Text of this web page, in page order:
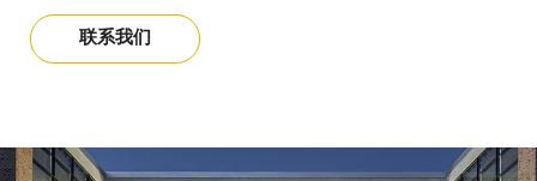
限，并通过无摩擦的客户购物体验提高销售额。
资产保护
足您商店的独特需求。
产品组合。
OneKEY 生态系统
入我们的团队。
关于我们
团队。
帮助中心
联系我们